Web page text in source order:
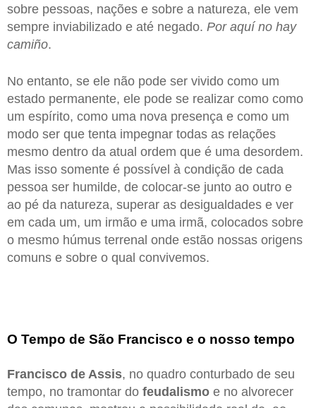
sobre pessoas, nações e sobre a natureza, ele vem
sempre inviabilizado e até negado. Por aquí no hay
camiño.
No entanto, se ele não pode ser vivido como um
estado permanente, ele pode se realizar como como
um espírito, como uma nova presença e como um
modo ser que tenta impegnar todas as relações
mesmo dentro da atual ordem que é uma desordem.
Mas isso somente é possível à condição de cada
pessoa ser humilde, de colocar-se junto ao outro e
ao pé da natureza, superar as desigualdades e ver
em cada um, um irmão e uma irmã, colocados sobre
o mesmo húmus terrenal onde estão nossas origens
comuns e sobre o qual convivemos.
O Tempo de São Francisco e o nosso tempo
Francisco de Assis, no quadro conturbado de seu
tempo, no tramontar do feudalismo e no alvorecer